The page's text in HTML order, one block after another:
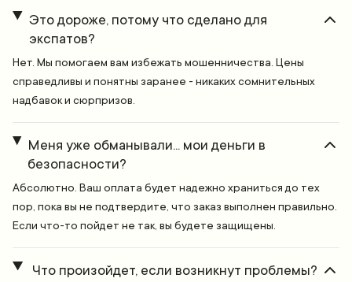
Это дороже, потому что сделано для
экспатов?
Нет. Мы помогаем вам избежать мошенничества. Цены
справедливы и понятны заранее - никаких сомнительных
надбавок и сюрпризов.
Меня уже обманывали... мои деньги в
безопасности?
Абсолютно. Ваш оплата будет надежно храниться до тех
пор, пока вы не подтвердите, что заказ выполнен правильно.
Если что-то пойдет не так, вы будете защищены.
Что произойдет, если возникнут проблемы?